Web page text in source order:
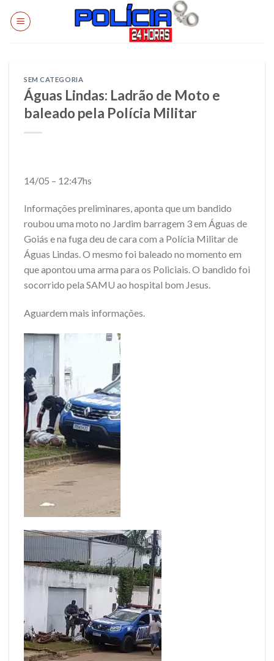
SEM CATEGORIA
Águas Lindas: Ladrão de Moto e
baleado pela Polícia Militar
14/05 – 12:47hs
Informações preliminares, aponta que um bandido
roubou uma moto no Jardim barragem 3 em Águas de
Goiás e na fuga deu de cara com a Polícia Militar de
Águas Lindas. O mesmo foi baleado no momento em
que apontou uma arma para os Policiais. O bandido foi
socorrido pela SAMU ao hospital bom Jesus.
Aguardem mais informações.